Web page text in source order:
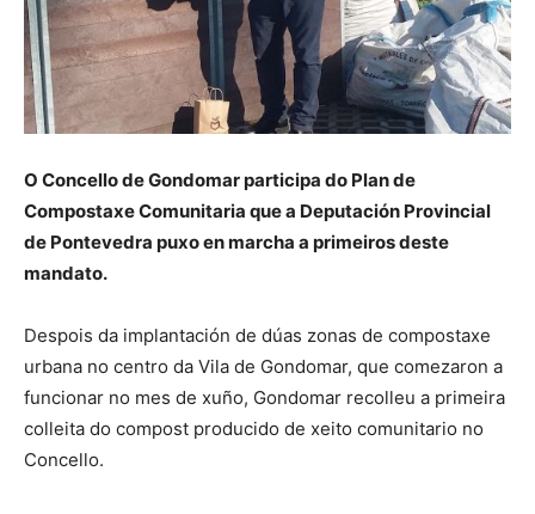
O Concello de Gondomar participa do Plan de
Compostaxe Comunitaria que a Deputación Provincial
de Pontevedra puxo en marcha a primeiros deste
mandato.
Despois da implantación de dúas zonas de compostaxe
urbana no centro da Vila de Gondomar, que comezaron a
funcionar no mes de xuño, Gondomar recolleu a primeira
colleita do compost producido de xeito comunitario no
Concello.